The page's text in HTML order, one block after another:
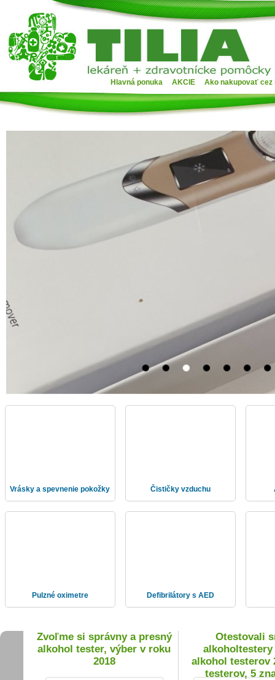
Hlavná ponuka AKCIE Ako nakupovať cez
Vrásky a spevnenie pokožky Čističky vzduchu
Pulzné oximetre Defibrilátory s AED
Zvoľme si správny a presný
alkohol tester, výber v roku
2018
Otestovali
alkohol testerov
testerov, 5